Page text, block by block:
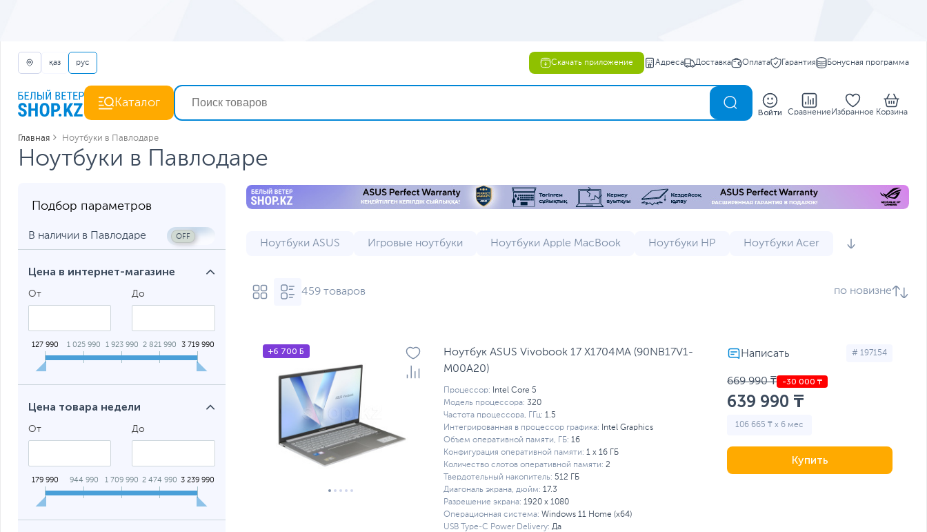
қаз рус Скачать приложение Адреса Доставка Оплата Гарантия Бонусная программа
Каталог
Войти Сравнение Избранное Корзина
Главная Ноутбуки в Павлодаре
Ноутбуки в Павлодаре
Подбор параметров
В наличии в Павлодаре
Цена в интернет-магазине
От До
127 990 1 025 990 1 923 990 2 821 990 3 719 990
Цена товара недели
От До
179 990 944 990 1 709 990 2 474 990 3 239 990
Ноутбуки ASUS Игровые ноутбуки Ноутбуки Apple MacBook Ноутбуки HP Ноутбуки Acer
Ноутбуки (уцененный товар)
Ноутбуки с RTX 5090
459 товаров по новизне
+6 700 Б
Ноутбук ASUS Vivobook 17 X1704MA (90NB17V1-
M00A20)
Процессор:
Intel Core 5
Модель процессора: 320
Частота процессора, ГГц: 1.5
Интегрированная в процессор графика:
Intel Graphics
Объем оперативной памяти, ГБ: 16
Конфигурация оперативной памяти: 1 х 16 ГБ
Количество слотов оперативной памяти: 2
Твердотельный накопитель: 512 ГБ
Диагональ экрана, дюйм: 17.3
Разрешение экрана: 1920 x 1080
Операционная система: Windows 11 Home (x64)
USB Type-C Power Delivery: Да
# 197154
669 990 ₸
639 990 ₸
106 665 ₸ x 6 мес
Купить